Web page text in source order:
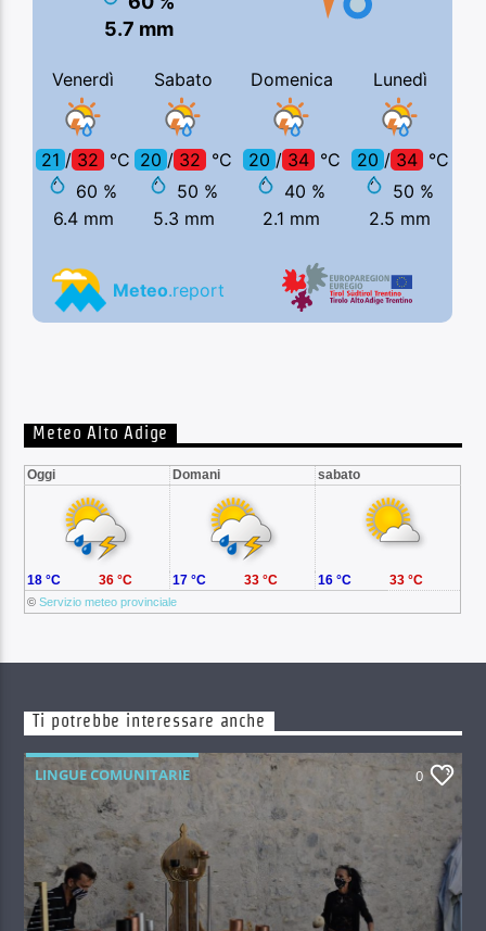
Meteo Alto Adige
Oggi Domani sabato
©Servizio meteo provinciale
18 °C 36 °C 17 °C 33 °C 16 °C 33 °C
Ti potrebbe interessare anche
LINGUE COMUNITARIE 0